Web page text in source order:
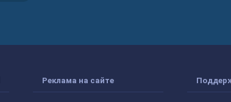
Реклама на сайте